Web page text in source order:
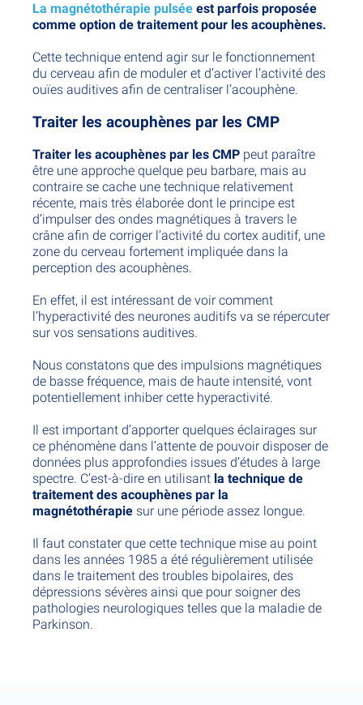
La magnétothérapie pulsée est parfois proposée
comme option de traitement pour les acouphènes.
Cette technique entend agir sur le fonctionnement
du cerveau afin de moduler et d’activer l’activité des
ouïes auditives afin de centraliser l’acouphène.
Traiter les acouphènes par les CMP
Traiter les acouphènes par les CMP peut paraître
être une approche quelque peu barbare, mais au
contraire se cache une technique relativement
récente, mais très élaborée dont le principe est
d’impulser des ondes magnétiques à travers le
crâne afin de corriger l’activité du cortex auditif, une
zone du cerveau fortement impliquée dans la
perception des acouphènes.
En effet, il est intéressant de voir comment
l’hyperactivité des neurones auditifs va se répercuter
sur vos sensations auditives.
Nous constatons que des impulsions magnétiques
de basse fréquence, mais de haute intensité, vont
potentiellement inhiber cette hyperactivité.
Il est important d’apporter quelques éclairages sur
ce phénomène dans l’attente de pouvoir disposer de
données plus approfondies issues d’études à large
spectre. C’est-à-dire en utilisant la technique de
traitement des acouphènes par la
magnétothérapie sur une période assez longue.
Il faut constater que cette technique mise au point
dans les années 1985 a été régulièrement utilisée
dans le traitement des troubles bipolaires, des
dépressions sévères ainsi que pour soigner des
pathologies neurologiques telles que la maladie de
Parkinson.